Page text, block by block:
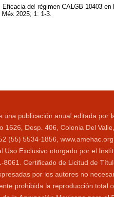
del régimen CALGB 10403
2025; 1: 1-3.
una publicación anual editada por
1626, Desp. 406, Colonia Del
(55) 5534-1856,
Uso Exclusivo otorgado por el
Certificado de Licitud de
por los autores no
prohibida la reproducción total